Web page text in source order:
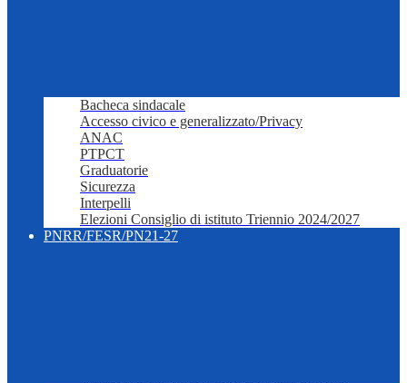
Bacheca sindacale
Accesso civico e generalizzato/Privacy
ANAC
PTPCT
Graduatorie
Sicurezza
Interpelli
Elezioni Consiglio di istituto Triennio 2024/2027
PNRR/FESR/PN21-27